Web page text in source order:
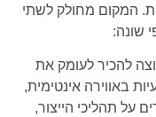
המקום מחולק לשתי
שונה:
להכיר לעומק את
באווירה אינטימית,
על תהליכי הייצור,